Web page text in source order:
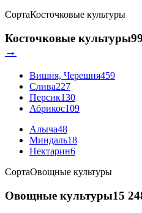
СортаКосточковые культуры
Косточковые культуры
→
Вишня, Черешня459
Слива227
Персик130
Абрикос109
Алыча48
Миндаль18
Нектарин6
СортаОвощные культуры
Овощные культуры15